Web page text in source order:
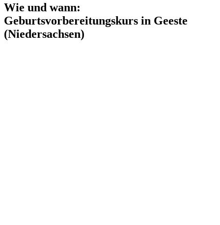
Wie und wann:
Geburtsvorbereitungskurs in Geeste
(Niedersachsen)